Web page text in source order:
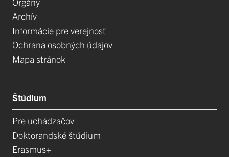
Archív
Informácie pre verejnosť
Ochrana osobných údajov
Mapa stránok
Štúdium
Pre uchádzačov
Doktorandské štúdium
Erasmus+